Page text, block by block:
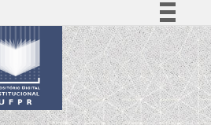
Simplifique!
Comunica BR
Participe
Acesso à informação